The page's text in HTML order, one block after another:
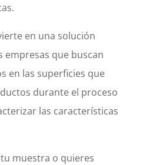
en una solución
empresas que buscan
en las superficies que
durante el proceso
las características
muestra o quieres